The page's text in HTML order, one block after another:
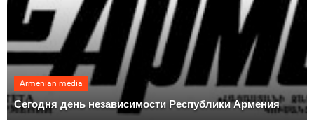
Armenian media
Сегодня день независимости Республики Армения